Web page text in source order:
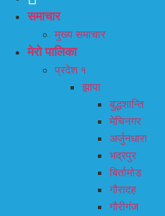
समाचार
मुख्य समाचार
मेरो पालिका
प्रदेश १
झापा
बुद्धशान्ति
मेचिनगर
अर्जुनधारा
भद्रपुर
बिर्तामोड
गौरादह
गौरीगंज